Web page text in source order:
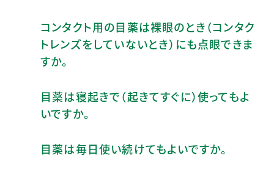
コンタクト用の目薬は裸眼のとき（コンタク
トレンズをしていないとき）にも点眼できま
すか。
目薬は寝起きで（起きてすぐに）使ってもよ
いですか。
目薬は毎日使い続けてもよいですか。